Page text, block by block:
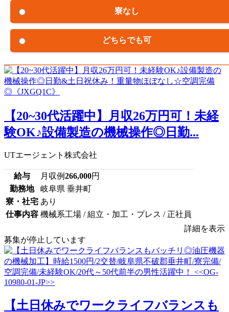
寮なし
どちらでも可
【20~30代活躍中】月収26万円可！未経
験OK♪設備製造の機械操作◎日勤...
UTエージェント株式会社
給与 月収例266,000円
勤務地
岐阜県 垂井町
寮・社宅 あり
仕事内容 機械系工場 / 組立・加工・プレス / 正社員
詳細を表示
募集が停止しています
【土日休みでワークライフバランスも